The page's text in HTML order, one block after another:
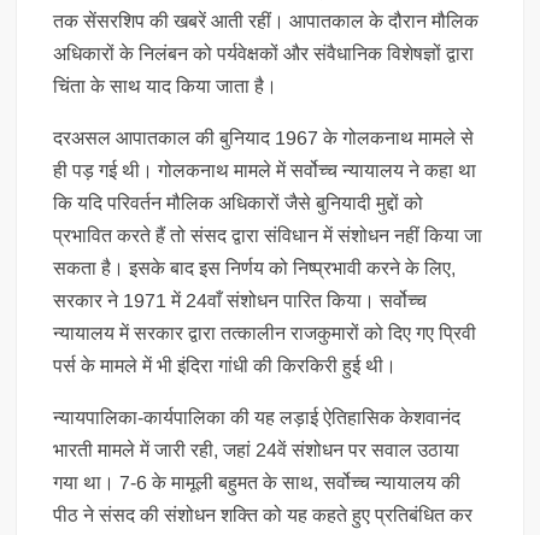
तक सेंसरशिप की खबरें आती रहीं। आपातकाल के दौरान मौलिक
अधिकारों के निलंबन को पर्यवेक्षकों और संवैधानिक विशेषज्ञों द्वारा
चिंता के साथ याद किया जाता है।
दरअसल आपातकाल की बुनियाद 1967 के गोलकनाथ मामले से
ही पड़ गई थी। गोलकनाथ मामले में सर्वोच्च न्यायालय ने कहा था
कि यदि परिवर्तन मौलिक अधिकारों जैसे बुनियादी मुद्दों को
प्रभावित करते हैं तो संसद द्वारा संविधान में संशोधन नहीं किया जा
सकता है। इसके बाद इस निर्णय को निष्प्रभावी करने के लिए,
सरकार ने 1971 में 24वाँ संशोधन पारित किया। सर्वोच्च
न्यायालय में सरकार द्वारा तत्कालीन राजकुमारों को दिए गए प्रिवी
पर्स के मामले में भी इंदिरा गांधी की किरकिरी हुई थी।
न्यायपालिका-कार्यपालिका की यह लड़ाई ऐतिहासिक केशवानंद
भारती मामले में जारी रही, जहां 24वें संशोधन पर सवाल उठाया
गया था। 7-6 के मामूली बहुमत के साथ, सर्वोच्च न्यायालय की
पीठ ने संसद की संशोधन शक्ति को यह कहते हुए प्रतिबंधित कर